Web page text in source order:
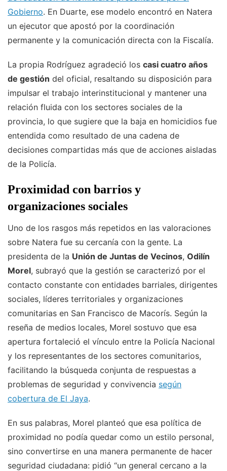
Gobierno. En Duarte, ese modelo encontró en Natera
un ejecutor que apostó por la coordinación
permanente y la comunicación directa con la Fiscalía.
La propia Rodríguez agradeció los casi cuatro años
de gestión del oficial, resaltando su disposición para
impulsar el trabajo interinstitucional y mantener una
relación fluida con los sectores sociales de la
provincia, lo que sugiere que la baja en homicidios fue
entendida como resultado de una cadena de
decisiones compartidas más que de acciones aisladas
de la Policía.
Proximidad con barrios y
organizaciones sociales
Uno de los rasgos más repetidos en las valoraciones
sobre Natera fue su cercanía con la gente. La
presidenta de la Unión de Juntas de Vecinos, Odilín
Morel, subrayó que la gestión se caracterizó por el
contacto constante con entidades barriales, dirigentes
sociales, líderes territoriales y organizaciones
comunitarias en San Francisco de Macorís. Según la
reseña de medios locales, Morel sostuvo que esa
apertura fortaleció el vínculo entre la Policía Nacional
y los representantes de los sectores comunitarios,
facilitando la búsqueda conjunta de respuestas a
problemas de seguridad y convivencia según
cobertura de El Jaya.
En sus palabras, Morel planteó que esa política de
proximidad no podía quedar como un estilo personal,
sino convertirse en una manera permanente de hacer
seguridad ciudadana: pidió “un general cercano a la